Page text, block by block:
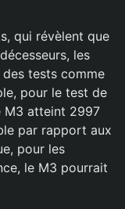
qui révèlent que
les
tests comme
pour le test de
M3 atteint 2997
par rapport aux
pour les
le M3 pourrait